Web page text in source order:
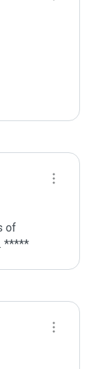
of
*****